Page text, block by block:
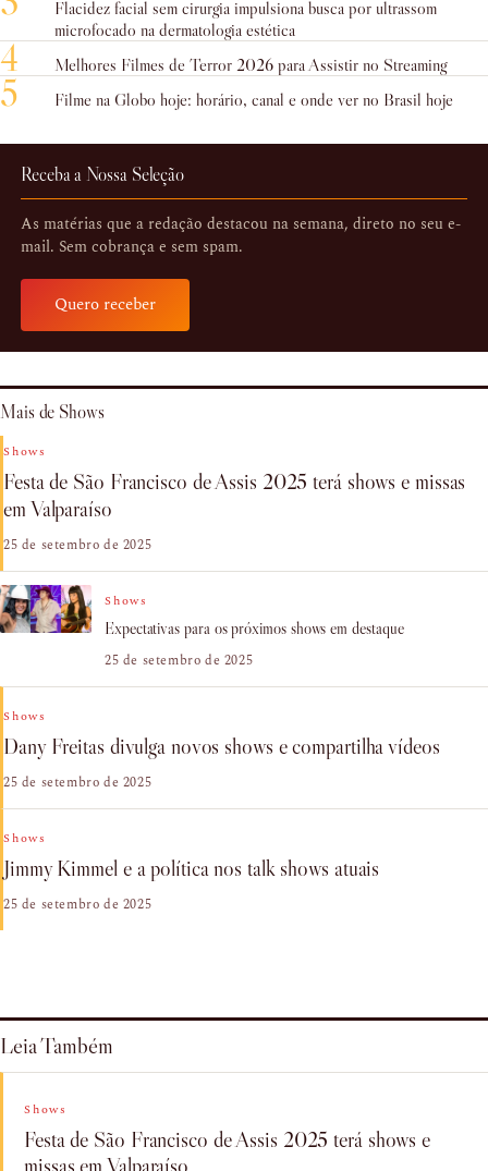
Flacidez facial sem cirurgia impulsiona busca por ultrassom
microfocado na dermatologia estética
4 Melhores Filmes de Terror 2026 para Assistir no Streaming
5 Filme na Globo hoje: horário, canal e onde ver no Brasil hoje
Receba a Nossa Seleção
As matérias que a redação destacou na semana, direto no seu e-
mail. Sem cobrança e sem spam.
Quero receber
Mais de Shows
Shows
Festa de São Francisco de Assis 2025 terá shows e missas
em Valparaíso
25 de setembro de 2025
Shows
Expectativas para os próximos shows em destaque
25 de setembro de 2025
Shows
Dany Freitas divulga novos shows e compartilha vídeos
25 de setembro de 2025
Shows
Jimmy Kimmel e a política nos talk shows atuais
25 de setembro de 2025
Leia Também
Shows
Festa de São Francisco de Assis 2025 terá shows e
missas em Valparaíso